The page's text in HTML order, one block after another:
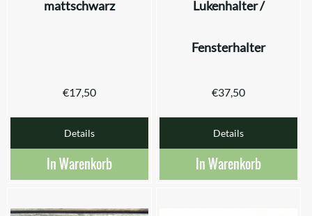
mattschwarz
€17,50
Details
In Warenkorb
Lukenhalter /
Fensterhalter
€37,50
Details
In Warenkorb